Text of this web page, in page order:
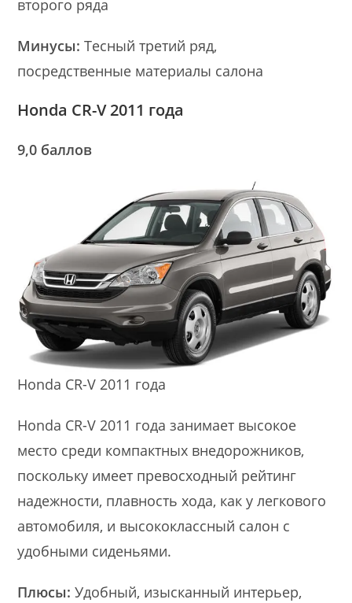
второго ряда
Минусы:Тесный третий ряд,
посредственные материалы салона
Honda CR-V 2011 года
9,0 баллов
Honda CR-V 2011 года
Honda CR-V 2011 года занимает высокое
место среди компактных внедорожников,
поскольку имеет превосходный рейтинг
надежности, плавность хода, как у легкового
автомобиля, и высококлассный салон с
удобными сиденьями.
Плюсы:Удобный, изысканный интерьер,